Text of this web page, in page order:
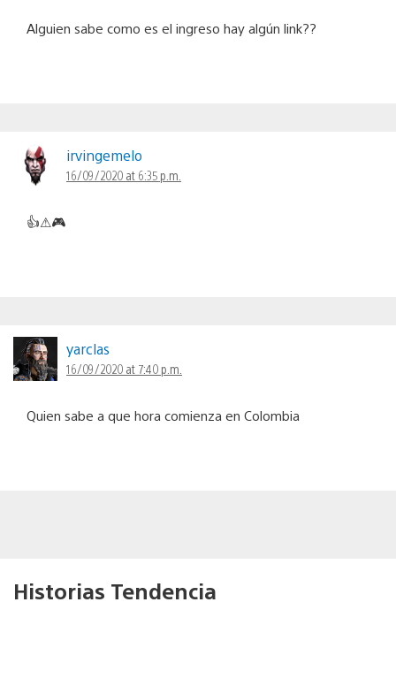
Alguien sabe como es el ingreso hay algún link??
irvingemelo
16/09/2020 at 6:35 p.m.
👍⚠🎮
yarclas
16/09/2020 at 7:40 p.m.
Quien sabe a que hora comienza en Colombia
Historias Tendencia